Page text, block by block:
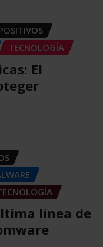
TECNOLOGÍA
El
línea de